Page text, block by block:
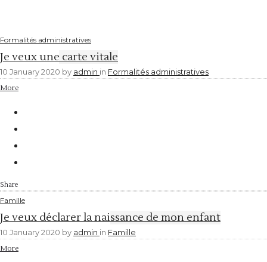
Formalités administratives
Je veux une carte vitale
10 January 2020 by admin in Formalités administratives
More
Share
Famille
Je veux déclarer la naissance de mon enfant
10 January 2020 by admin in Famille
More